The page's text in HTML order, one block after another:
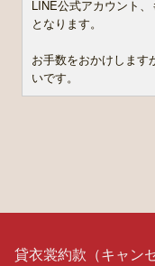
LINE公式アカウント
となります。
お手数をおかけします
いです。
貸衣裳約款（キャン